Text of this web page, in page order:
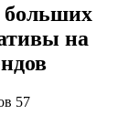
больших
на
57